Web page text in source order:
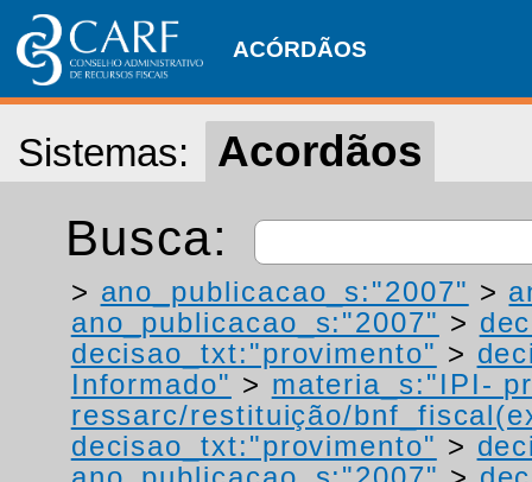
ACÓRDÃOS
Sistemas: Acordãos
Busca:
> ano_publicacao_s:"2007" >
ano_publicacao_s:"2007" >
decisao_txt:"provimento" >
Informado" > materia_s:"IPI-
ressarc/restituição/
decisao_txt:"provimento" >